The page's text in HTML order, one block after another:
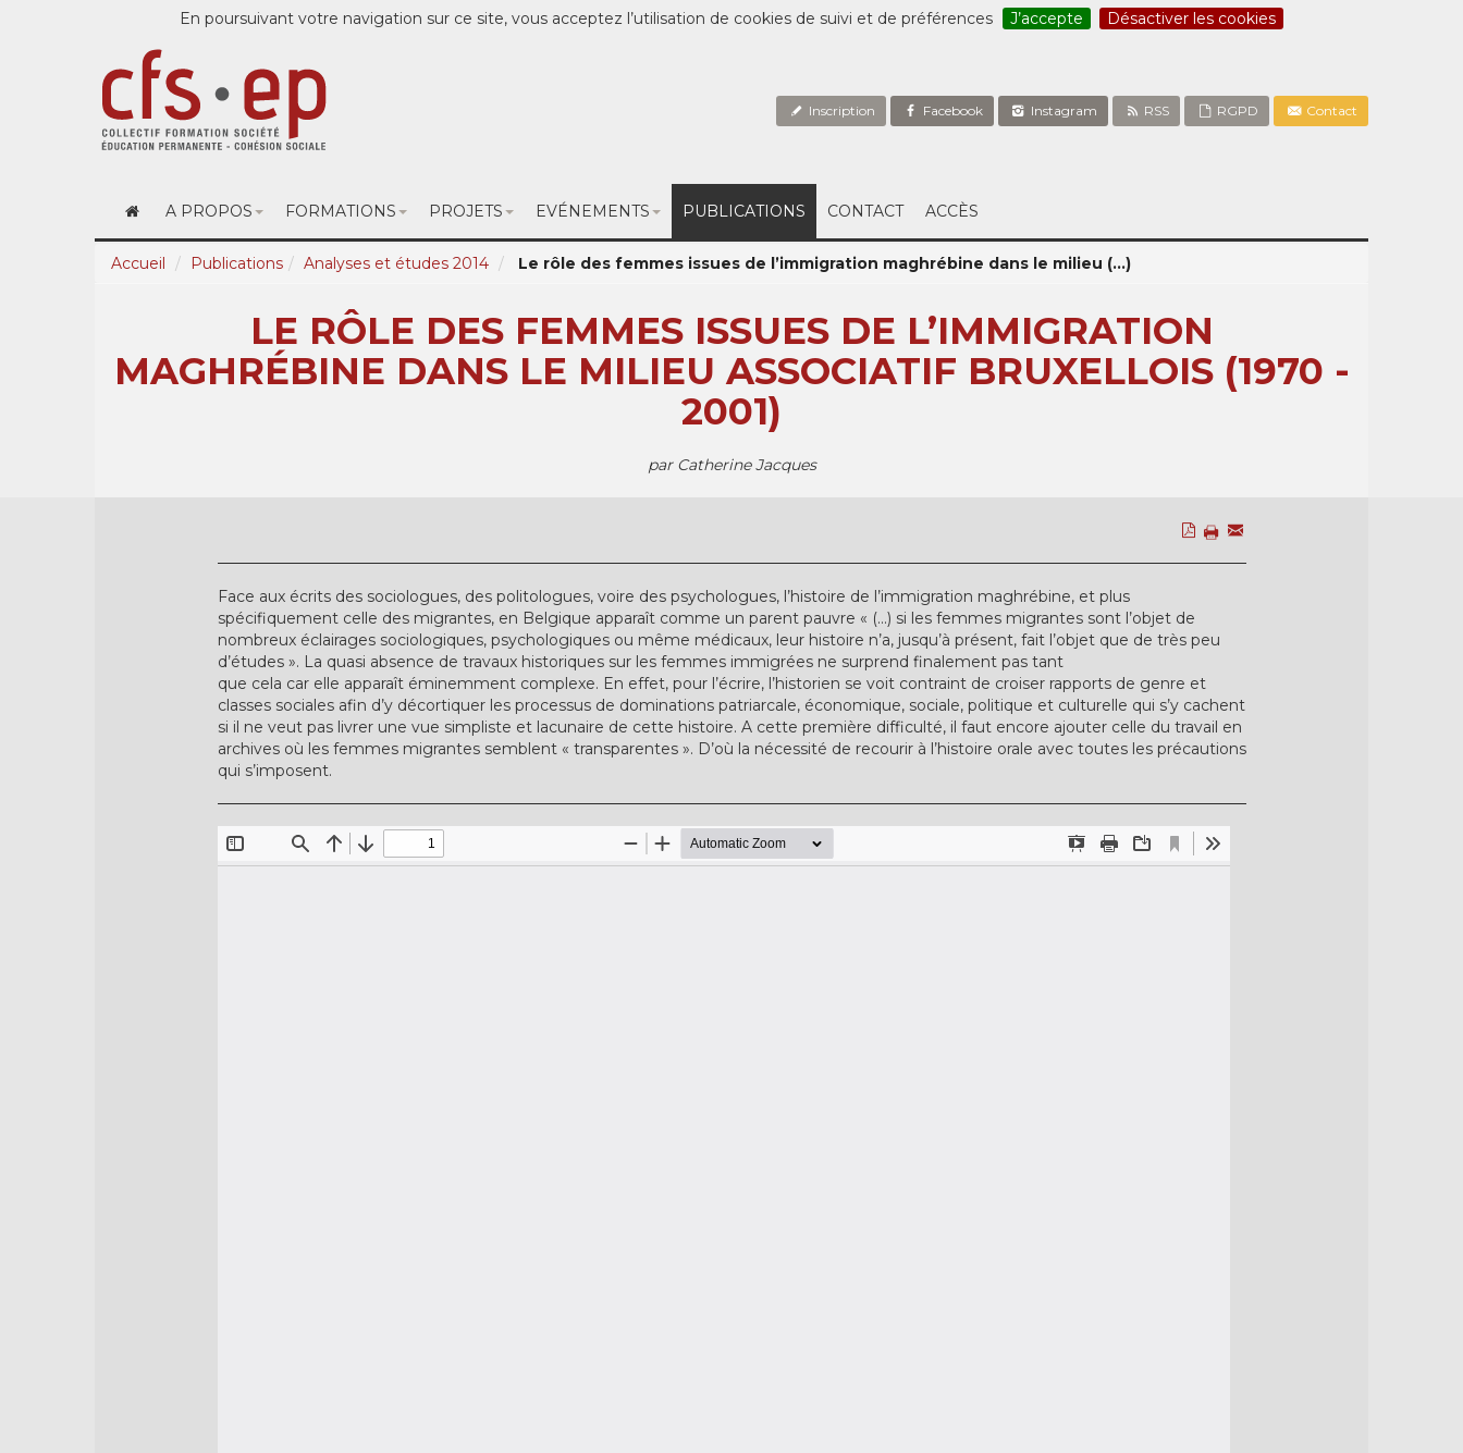
En poursuivant votre navigation sur ce site, vous acceptez l’utilisation de cookies de suivi et de préférences J’accepte Désactiver les cookies
Inscription Facebook Instagram RSS RGPD Contact
A PROPOS FORMATIONS PROJETS EVÉNEMENTS PUBLICATIONS CONTACT ACCÈS
Accueil Publications Analyses et études 2014 Le rôle des femmes issues de l’immigration maghrébine dans le milieu (...)
LE RÔLE DES FEMMES ISSUES DE L’IMMIGRATION
MAGHRÉBINE DANS LE MILIEU ASSOCIATIF BRUXELLOIS (1970 -
2001)
par Catherine Jacques
Face aux écrits des sociologues, des politologues, voire des psychologues, l’histoire de l’immigration maghrébine, et plus
spécifiquement celle des migrantes, en Belgique apparaît comme un parent pauvre « (...) si les femmes migrantes sont l’objet de
nombreux éclairages sociologiques, psychologiques ou même médicaux, leur histoire n’a, jusqu’à présent, fait l’objet que de très peu
d’études ». La quasi absence de travaux historiques sur les femmes immigrées ne surprend finalement pas tant
que cela car elle apparaît éminemment complexe. En effet, pour l’écrire, l’historien se voit contraint de croiser rapports de genre et
classes sociales afin d’y décortiquer les processus de dominations patriarcale, économique, sociale, politique et culturelle qui s’y cachent
si il ne veut pas livrer une vue simpliste et lacunaire de cette histoire. A cette première difficulté, il faut encore ajouter celle du travail en
archives où les femmes migrantes semblent « transparentes ». D’où la nécessité de recourir à l’histoire orale avec toutes les précautions
qui s’imposent.